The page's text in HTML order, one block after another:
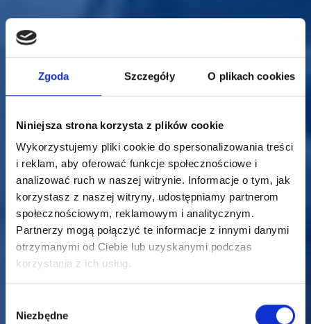
Zgoda Szczegóły O plikach cookies
Niniejsza strona korzysta z plików cookie
Wykorzystujemy pliki cookie do spersonalizowania treści
i reklam, aby oferować funkcje społecznościowe i
analizować ruch w naszej witrynie. Informacje o tym, jak
korzystasz z naszej witryny, udostępniamy partnerom
społecznościowym, reklamowym i analitycznym.
Partnerzy mogą połączyć te informacje z innymi danymi
otrzymanymi od Ciebie lub uzyskanymi podczas
korzystania z ich usług.
zgody
Niezbędne